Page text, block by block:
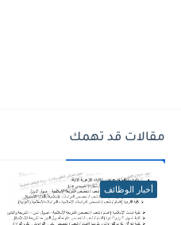
مقالات قد تهمك
أخبار الوظائف